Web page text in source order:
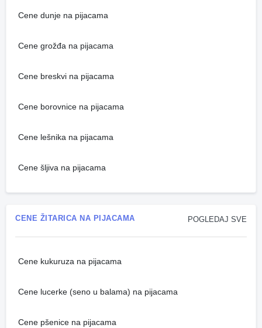
Cene dunje na pijacama
Cene grožđa na pijacama
Cene breskvi na pijacama
Cene borovnice na pijacama
Cene lešnika na pijacama
Cene šljiva na pijacama
POGLEDAJ SVE
CENE ŽITARICA NA PIJACAMA
Cene kukuruza na pijacama
Cene lucerke (seno u balama) na pijacama
Cene pšenice na pijacama